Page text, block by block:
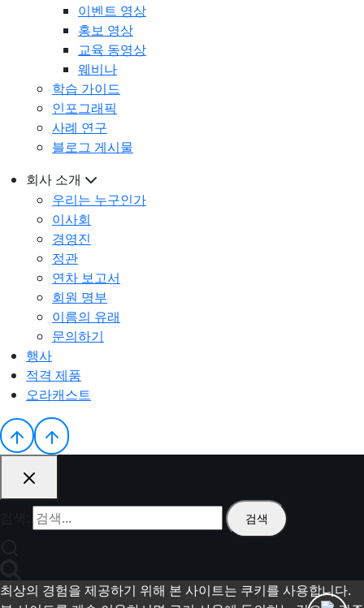
이벤트 영상
홍보 영상
교육 동영상
웨비나
학습 가이드
인포그래픽
사례 연구
블로그 게시물
회사 소개
우리는 누구인가
이사회
경영진
정관
연차 보고서
회원 명부
이름의 유래
문의하기
행사
적격 제품
오라캐스트
최상의 경험을 제공하기 위해 본 사이트는 쿠키를 사용합니다.